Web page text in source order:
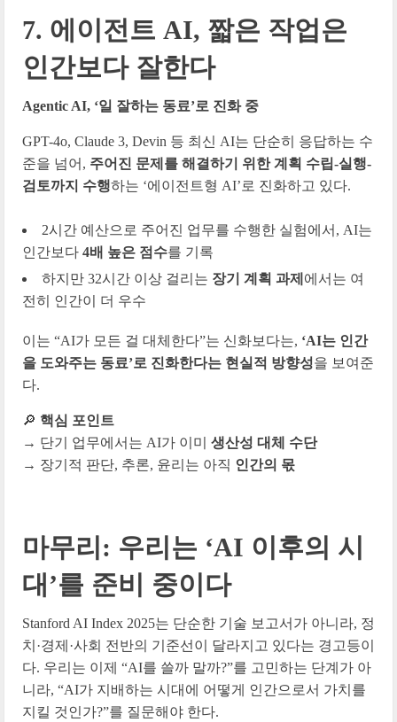
7. 에이전트 AI, 짧은 작업은
인간보다 잘한다
Agentic AI, ‘일 잘하는 동료’로 진화 중
GPT-4o, Claude 3, Devin 등 최신 AI는 단순히 응답하는 수
준을 넘어, 주어진 문제를 해결하기 위한 계획 수립-실행-
검토까지 수행하는 ‘에이전트형 AI’로 진화하고 있다.
2시간 예산으로 주어진 업무를 수행한 실험에서, AI는
인간보다 4배 높은 점수를 기록
하지만 32시간 이상 걸리는 장기 계획 과제 에서는 여
전히 인간이 더 우수
이는 “AI가 모든 걸 대체한다”는 신화보다는, ‘AI는 인간
을 도와주는 동료’로 진화한다는 현실적 방향성을 보여준
다.
🔎 핵심 포인트
→ 단기 업무에서는 AI가 이미 생산성 대체 수단
→ 장기적 판단, 추론, 윤리는 아직 인간의 몫
마무리: 우리는 ‘AI 이후의 시
대’를 준비 중이다
Stanford AI Index 2025는 단순한 기술 보고서가 아니라, 정
치·경제·사회 전반의 기준선이 달라지고 있다는 경고등이
다. 우리는 이제 “AI를 쓸까 말까?”를 고민하는 단계가 아
니라, “AI가 지배하는 시대에 어떻게 인간으로서 가치를
지킬 것인가?”를 질문해야 한다.